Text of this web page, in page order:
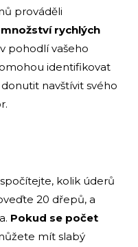
prováděli
rychlých
pohodlí vašeho
identifikovat
navštívit svého
kolik úderů
20 dřepů, a
Pokud se počet
mít slabý